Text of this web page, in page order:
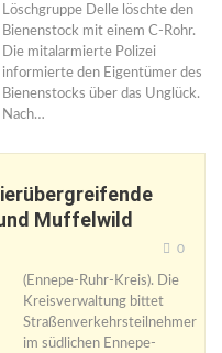
Löschgruppe Delle löschte den
Bienenstock mit einem C-Rohr.
Die mitalarmierte Polizei
informierte den Eigentümer des
Bienenstocks über das Unglück.
Nach…
Muffelwild
0
(Ennepe-Ruhr-Kreis). Die
Kreisverwaltung bittet
Straßenverkehrsteilnehmer
im südlichen Ennepe-